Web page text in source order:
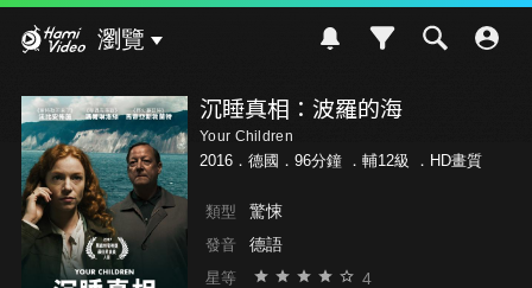
瀏覽
沉睡真相：波羅的海
Your Children
2016．德國．96分鐘 ． 輔12級 ．HD畫質
類型 驚悚
發音 德語
星等 4